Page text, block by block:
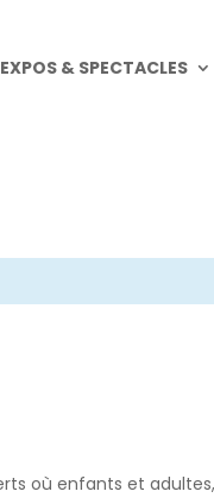
EXPOS & SPECTACLES
où enfants et